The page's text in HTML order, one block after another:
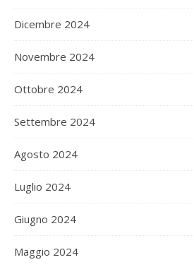
Dicembre 2024
Novembre 2024
Ottobre 2024
Settembre 2024
Agosto 2024
Luglio 2024
Giugno 2024
Maggio 2024